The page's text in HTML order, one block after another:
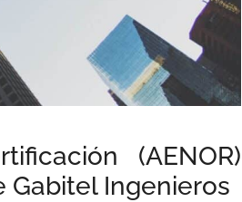
(AENOR)
Gabitel Ingenieros